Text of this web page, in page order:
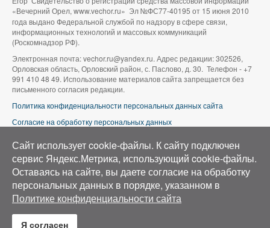
«Вечерний Орел, www.vechor.ru» Эл №ФС77-40195 от 15 июня 2010
года выдано Федеральной службой по надзору в сфере связи,
информационных технологий и массовых коммуникаций
(Роскомнадзор РФ).
Электронная почта: vechor.ru@yandex.ru. Адрес редакции: 302526,
Орловская область, Орловский район, с. Паслово, д. 30. Телефон - +7
991 410 48 49. Использование материалов сайта запрещается без
письменного согласия редакции.
Политика конфиденциальности персональных данных сайта
Согласие на обработку персональных данных
Аэросъемка в Орле»
Сайт использует cookie-файлы. К cайту подключен
сервис Яндекс.Метрика, использующий cookie-файлы.
Оставаясь на сайте, вы даете согласие на обработку
персональных данных в порядке, указанном в
Политике конфиденциальности сайта
Я согласен